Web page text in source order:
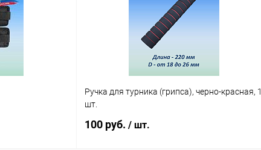
Ручка для турника (грипса), черно-красная, 1
шт.
100 руб. / шт.